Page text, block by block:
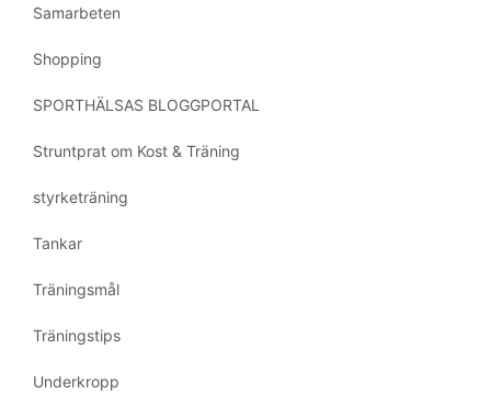
Samarbeten
Shopping
SPORTHÄLSAS BLOGGPORTAL
Struntprat om Kost & Träning
styrketräning
Tankar
Träningsmål
Träningstips
Underkropp